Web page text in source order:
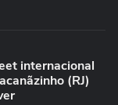
internacional
(RJ)